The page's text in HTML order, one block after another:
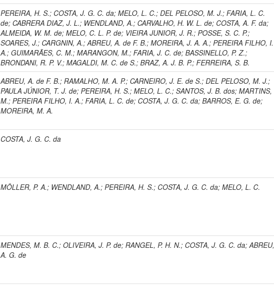
PEREIRA, H. S.; COSTA, J. G. C. da;MELO, L. C.;DEL PELOSO, M. J.;FARIA, L. C.
de; CABRERA DIAZ, J. L.; WENDLAND, A.; CARVALHO, H. W. L. de; COSTA, A. F. da;
ALMEIDA, W. M. de;MELO, C. L. P. de; VIEIRA JUNIOR, J. R.;POSSE, S. C. P.;
SOARES, J.; CARGNIN, A.;ABREU, A. de F. B.;MOREIRA, J. A. A.;PEREIRA FILHO, I.
A.;GUIMARÃES, C. M.;MARANGON, M.;FARIA, J. C. de;BASSINELLO, P. Z.;
BRONDANI, R. P. V.;MAGALDI, M. C. de S.;BRAZ, A. J. B. P.;FERREIRA, S. B.
ABREU, A. de F. B.; RAMALHO, M. A. P.; CARNEIRO, J. E. de S.;DEL PELOSO, M. J.;
PAULA JÚNIOR, T. J. de;PEREIRA, H. S.;MELO, L. C.;SANTOS, J. B. dos;MARTINS,
M.;PEREIRA FILHO, I. A.;FARIA, L. C. de; COSTA, J. G. C. da;BARROS, E. G. de;
MOREIRA, M. A.
COSTA, J. G. C. da
MÖLLER, P. A.; WENDLAND, A.;PEREIRA, H. S.; COSTA, J. G. C. da;MELO, L. C.
MENDES, M. B. C.;OLIVEIRA, J. P. de; RANGEL, P. H. N.; COSTA, J. G. C. da;ABREU,
A. G. de